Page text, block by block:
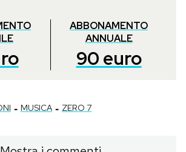
ABBONAMENTO
ANNUALE
90 euro
- MUSICA - ZERO 7